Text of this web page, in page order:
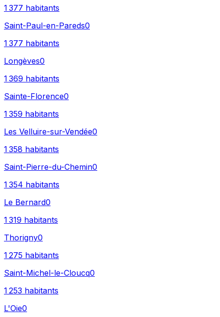
1 377 habitants
Saint-Paul-en-Pareds0
1 377 habitants
Longèves0
1 369 habitants
Sainte-Florence0
1 359 habitants
Les Velluire-sur-Vendée0
1 358 habitants
Saint-Pierre-du-Chemin0
1 354 habitants
Le Bernard0
1 319 habitants
Thorigny0
1 275 habitants
Saint-Michel-le-Cloucq0
1 253 habitants
L'Oie0